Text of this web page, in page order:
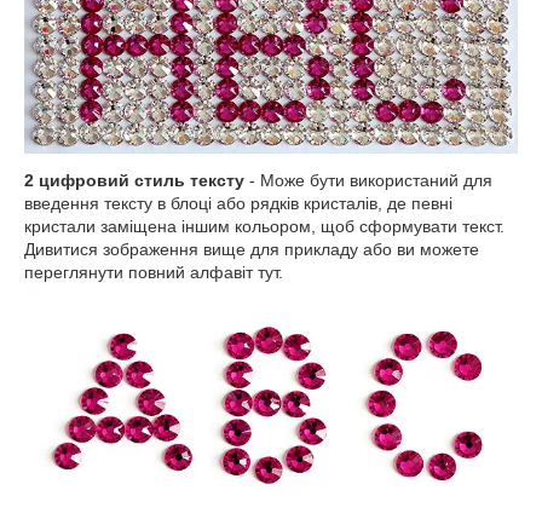
2 цифровий стиль тексту - Може бути використаний для
введення тексту в блоці або рядків кристалів, де певні
кристали заміщена іншим кольором, щоб сформувати текст.
Дивитися зображення вище для прикладу або ви можете
переглянути повний алфавіт тут.